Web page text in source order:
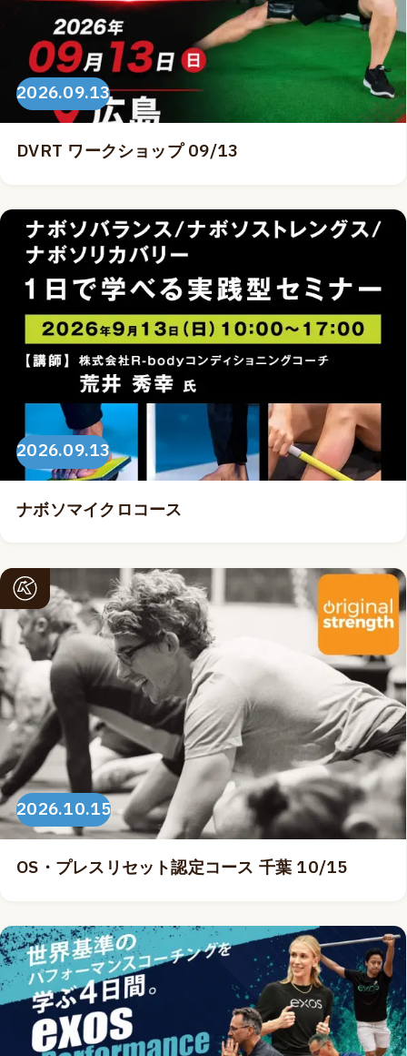
2026.09.13
DVRT ワークショップ 09/13
2026.09.13
ナボソマイクロコース
2026.10.15
OS・プレスリセット認定コース 千葉 10/15